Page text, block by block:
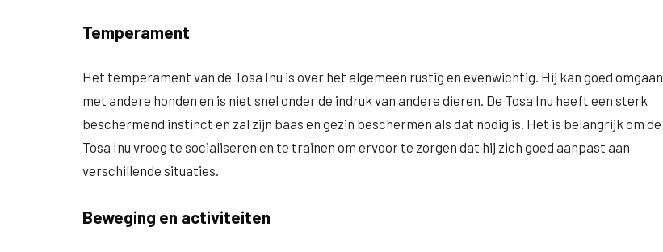
Temperament
Het temperament van de Tosa Inu is over het algemeen rustig en evenwichtig. Hij kan goed omgaan
met andere honden en is niet snel onder de indruk van andere dieren. De Tosa Inu heeft een sterk
beschermend instinct en zal zijn baas en gezin beschermen als dat nodig is. Het is belangrijk om de
Tosa Inu vroeg te socialiseren en te trainen om ervoor te zorgen dat hij zich goed aanpast aan
verschillende situaties.
Beweging en activiteiten